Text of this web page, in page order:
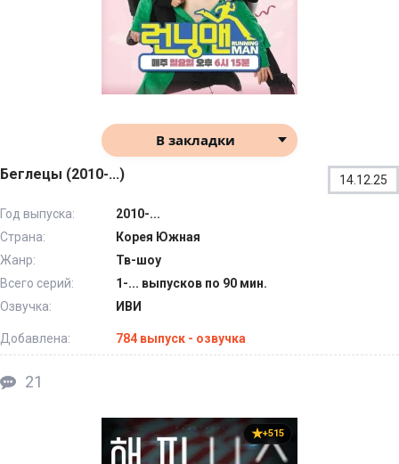
В закладки
Беглецы (2010-...) 14.12.25
Год выпуска:
2010-...
Страна:
Корея Южная
Жанр:
Тв-шоу
Всего серий:
1-... выпусков по 90 мин.
Озвучка:
ИВИ
Добавлена: 784 выпуск - озвучка
21
+515